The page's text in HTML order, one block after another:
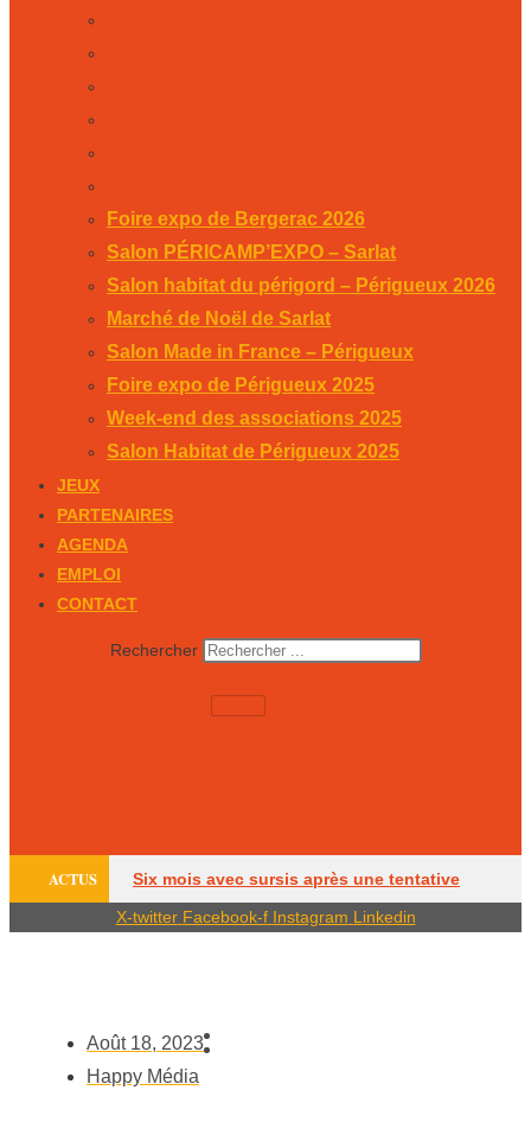
Foire expo de Bergerac 2026
Salon PÉRICAMP’EXPO – Sarlat
Salon habitat du périgord – Périgueux 2026
Marché de Noël de Sarlat
Salon Made in France – Périgueux
Foire expo de Périgueux 2025
Week-end des associations 2025
Salon Habitat de Périgueux 2025
JEUX
PARTENAIRES
AGENDA
EMPLOI
CONTACT
Rechercher
ACTUS Six mois avec sursis après une tentative
d’incendie Un Périgourdin en lice aux
pompiers de Dordogne de retour après les méga-
X-twitter Facebook-f Instagram Linkedin
Août 18, 2023
Happy Média